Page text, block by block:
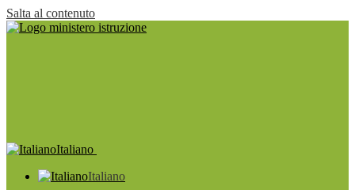
Salta al contenuto
Italiano
Italiano